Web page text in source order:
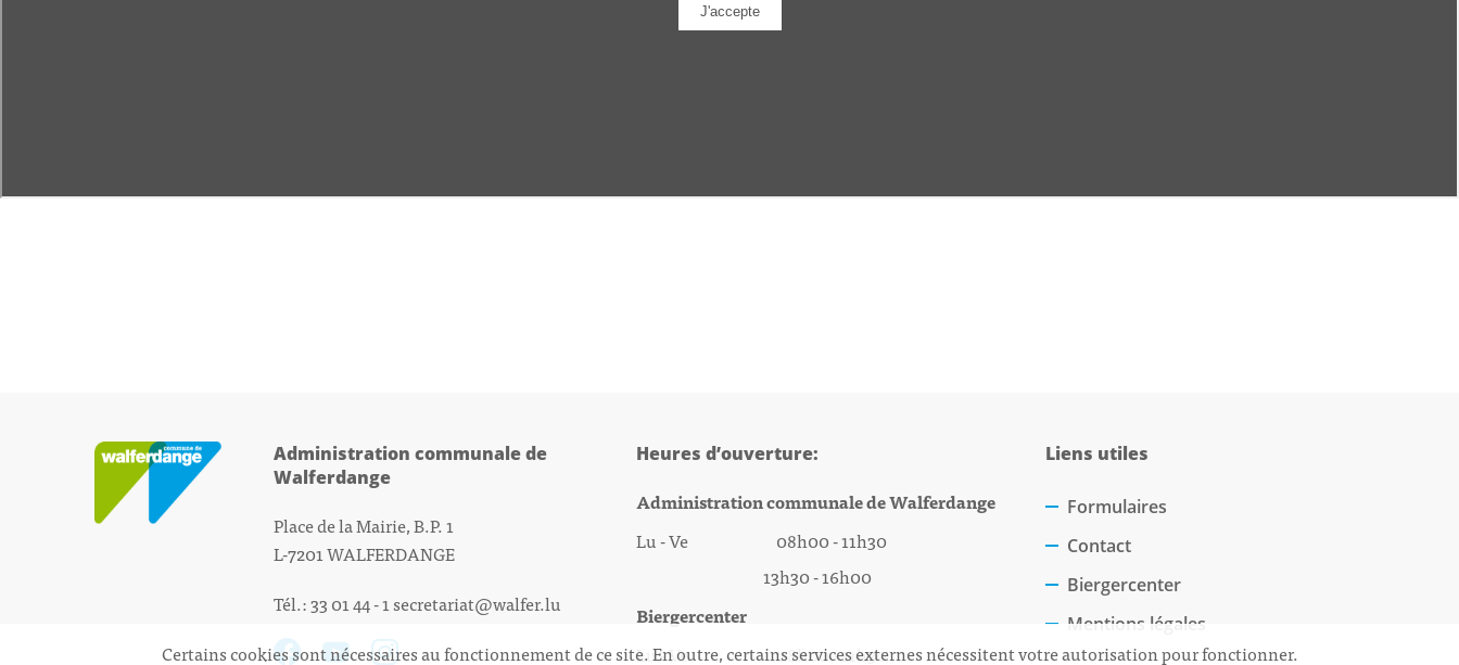
Administration communale de
Walferdange
Place de la Mairie, B.P. 1
L-7201 WALFERDANGE
Tél.: 33 01 44 - 1secretariat@walfer.lu
Heures d’ouverture:
Administration communale de Walferdange
Lu - Ve 08h00 - 11h30
13h30 - 16h00
Biergercenter
Lu - Ve 08h00 - 11h30
Liens utiles
Formulaires
Contact
Biergercenter
Mentions légales
Certains cookies sont nécessaires au fonctionnement de ce site. En outre, certains services externes nécessitent votre autorisation pour fonctionner.